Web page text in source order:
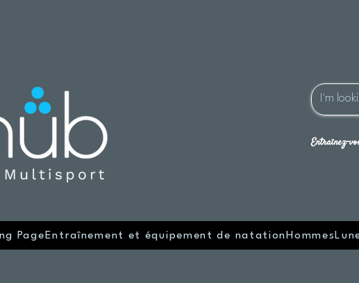
Entraînez-
Page Entraînement et équipement de natation Hommes